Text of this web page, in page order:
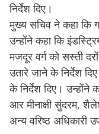
निर्देश दिए।
मुख्य सचिव ने कहा कि
उन्होंने कहा कि
मजदूर वर्ग को सस्ती
उतारे जाने के निर्देश
के निर्देश दिए।
आर मीनाक्षी सुंदरम,
अन्य वरिष्ठ अधिकारी